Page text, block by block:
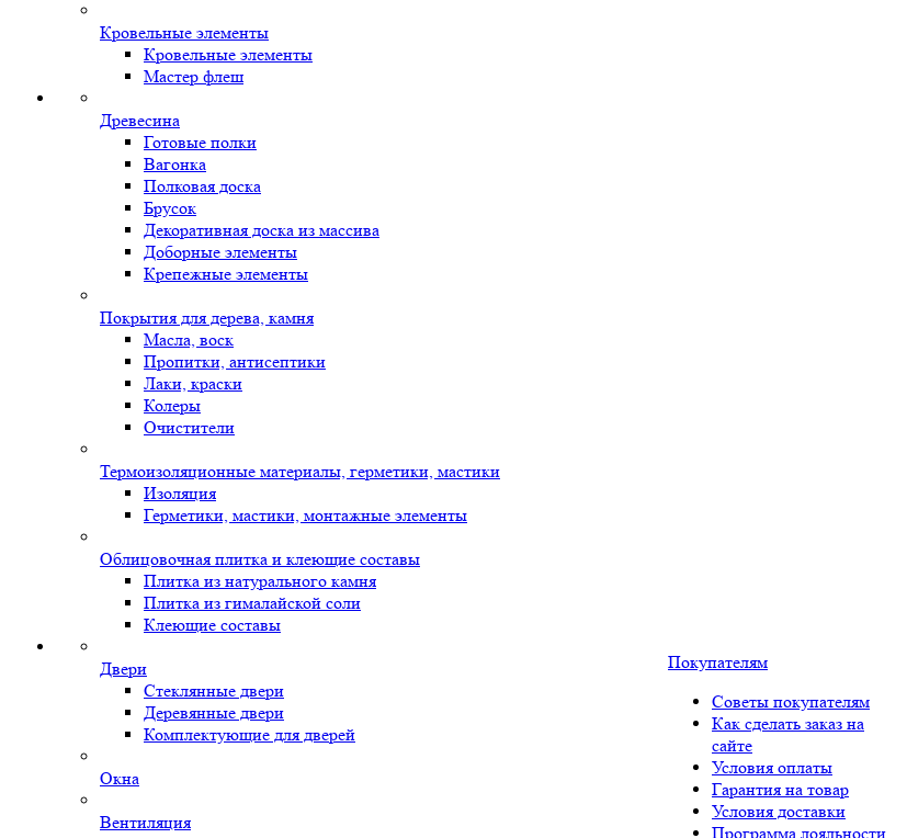
Кровельные элементы
Кровельные элементы
Мастер флеш
Древесина
Готовые полки
Вагонка
Полковая доска
Брусок
Декоративная доска из массива
Доборные элементы
Крепежные элементы
Покрытия для дерева, камня
Масла, воск
Пропитки, антисептики
Лаки, краски
Колеры
Очистители
Термоизоляционные материалы, герметики, мастики
Изоляция
Герметики, мастики, монтажные элементы
Облицовочная плитка и клеющие составы
Плитка из натурального камня
Плитка из гималайской соли
Клеющие составы
Двери
Стеклянные двери
Деревянные двери
Комплектующие для дверей
Окна
Вентиляция
Покупателям
Советы покупателям
Как сделать заказ на
сайте
Условия оплаты
Гарантия на товар
Условия доставки
Программа лояльности